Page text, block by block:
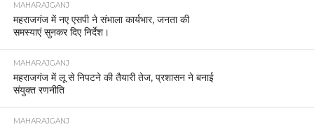
MAHARAJGANJ
महराजगंज में नए एसपी ने संभाला कार्यभार, जनता की
समस्याएं सुनकर दिए निर्देश।
MAHARAJGANJ
महराजगंज में लू से निपटने की तैयारी तेज, प्रशासन ने बनाई
संयुक्त रणनीति
MAHARAJGANJ